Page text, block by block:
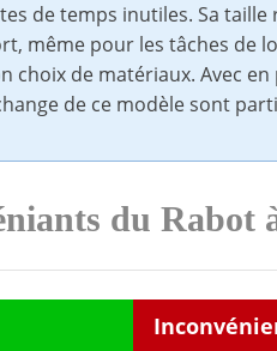
de temps inutiles. Sa
même pour les tâches de
choix de matériaux. Avec
de ce modèle sont
du Rabot